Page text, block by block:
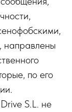
направлены
по его
S.L. не